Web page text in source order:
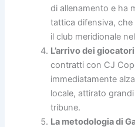
di allenamento e ha
tattica difensiva,
il club meridionale
L’arrivo dei
contratti con CJ
immediatamente
locale, attirato
tribune.
La metodologia di